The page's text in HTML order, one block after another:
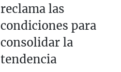
reclama las
condiciones para
consolidar la
tendencia